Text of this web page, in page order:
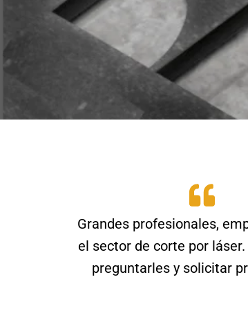
Grandes profesionales,
el sector de corte por
preguntarles y solicitar